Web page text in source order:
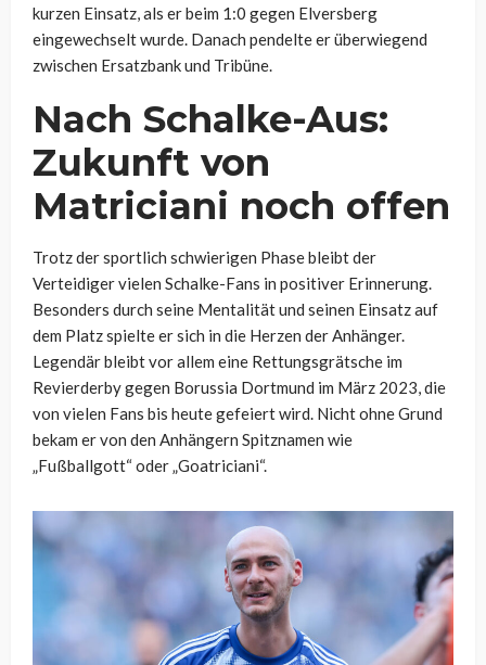
kurzen Einsatz, als er beim 1:0 gegen Elversberg
eingewechselt wurde. Danach pendelte er überwiegend
zwischen Ersatzbank und Tribüne.
Nach Schalke-Aus:
Zukunft von
Matriciani noch offen
Trotz der sportlich schwierigen Phase bleibt der
Verteidiger vielen Schalke-Fans in positiver Erinnerung.
Besonders durch seine Mentalität und seinen Einsatz auf
dem Platz spielte er sich in die Herzen der Anhänger.
Legendär bleibt vor allem eine Rettungsgrätsche im
Revierderby gegen Borussia Dortmund im März 2023, die
von vielen Fans bis heute gefeiert wird. Nicht ohne Grund
bekam er von den Anhängern Spitznamen wie
„Fußballgott“ oder „Goatriciani“.